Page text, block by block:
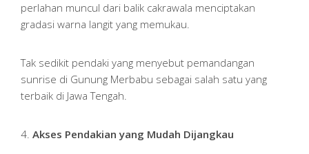
perlahan muncul dari balik cakrawala menciptakan
gradasi warna langit yang memukau.
Tak sedikit pendaki yang menyebut pemandangan
sunrise di Gunung Merbabu sebagai salah satu yang
terbaik di Jawa Tengah.
4. Akses Pendakian yang Mudah Dijangkau